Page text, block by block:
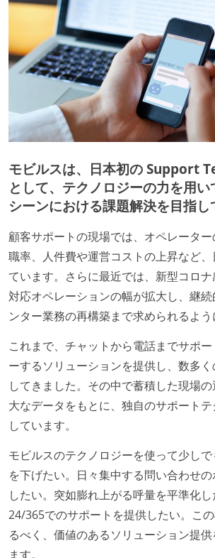
モビルスは、日本初の Support
として、テクノロジーの力を用い
シーンにおける課題解決を目指し
顧客サポートの現場では、オペレータ
職率、人件費や運営コストの上昇など
ています。さらに最近では、新型コロ
対応オペレーションの幅が拡大し、継
ンター業務の再構築まで求められるよう
これまで、チャットから電話までサポ
ーするソリューションを提供し、数多
してきました。その中で蓄積した現場
大なデータをもとに、独自のサポート
しています。
モビルスのテクノロジーを使って少し
を下げたい。日々集中する問い合わせ
したい。突如膨れ上がる呼量を平準化
24/365でのサポートを提供したい。こ
るべく、価値のあるソリューション提
ます。